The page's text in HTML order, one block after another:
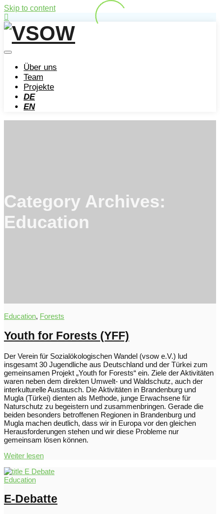
Skip to content
Über uns
Team
Projekte
DE
EN
Category Archives:
Education
Education, Forests
Youth for Forests (YFF)
Der Verein für Sozialökologischen Wandel (vsow e.V.) lud
insgesamt 30 Jugendliche aus Deutschland und der Türkei zum
gemeinsamen Projekt „Youth for Forests“ ein. Ziele der Aktivitäten
waren neben dem direkten Umwelt- und Waldschutz, auch der
interkulturelle Austausch. Die Aktivitäten in Brandenburg und
Mugla (Türkei) dienten als Methode, junge Erwachsene für
Naturschutz zu begeistern und zusammenbringen. Gerade die
beiden besonders betroffenen Regionen in Brandenburg und
Mugla machen deutlich, dass wir in Europa vor den gleichen
Herausforderungen stehen und wir diese Probleme nur
gemeinsam lösen können.
Weiter lesen
Education
E-Debatte